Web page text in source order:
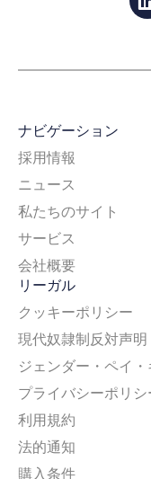
ナビゲーション
採用情報
ニュース
私たちのサイト
サービス
会社概要
リーガル
クッキーポリシー
現代奴隷制反対声明
ジェンダー・ペイ
プライバシーポリシ
利用規約
法的通知
購入条件